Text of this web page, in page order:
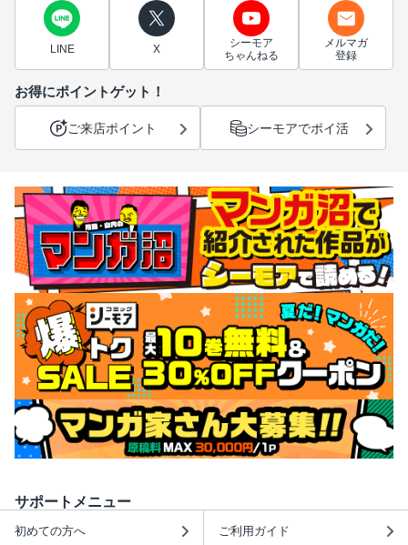
LINE X
シーモア
ちゃんねる
メルマガ
登録
お得にポイントゲット！
ご来店ポイント シーモアでポイ活
サポートメニュー
初めての方へ ご利用ガイド